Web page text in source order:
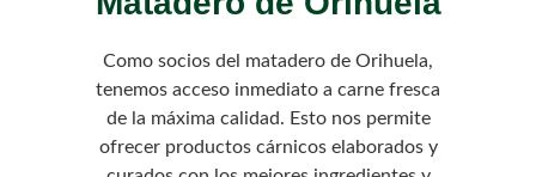
Como socios del matadero de Orihuela,
tenemos acceso inmediato a carne fresca
de la máxima calidad. Esto nos permite
ofrecer productos cárnicos elaborados y